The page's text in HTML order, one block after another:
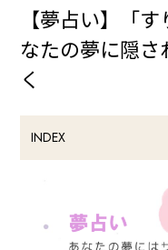
【夢占い】「
なたの夢に隠
く
INDEX